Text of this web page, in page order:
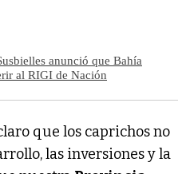
anunció que Bahía
al RIGI de Nación
que los caprichos no
las inversiones y la